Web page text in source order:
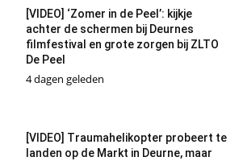
[VIDEO] ‘Zomer in de Peel’: kijkje
achter de schermen bij Deurnes
filmfestival en grote zorgen bij ZLTO
De Peel
4 dagen geleden
[VIDEO] Traumahelikopter probeert te
landen op de Markt in Deurne, maar